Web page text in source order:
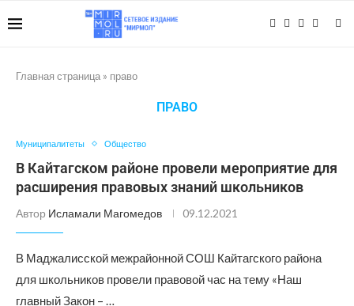
Главная страница » право
ПРАВО
Муниципалитеты Общество
В Кайтагском районе провели мероприятие для
расширения правовых знаний школьников
Автор Исламали Магомедов 09.12.2021
В Маджалисской межрайонной СОШ Кайтагского района
для школьников провели правовой час на тему «Наш
главный Закон – …